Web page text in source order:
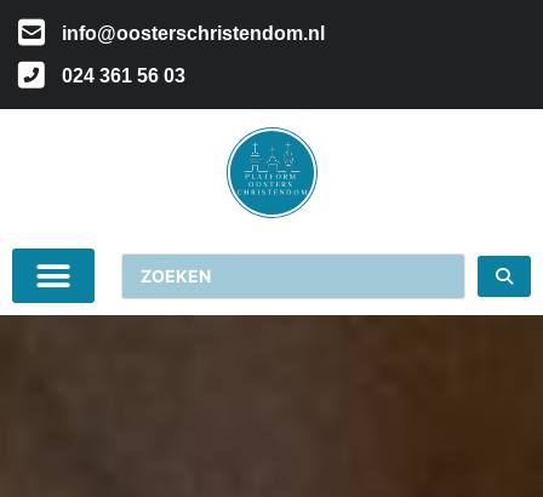
info@oosterschristendom.nl
024 361 56 03